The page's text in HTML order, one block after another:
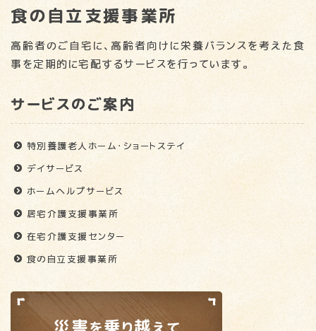
食の自立支援事業所
高齢者のご自宅に、高齢者向けに栄養バランスを考えた食
事を定期的に宅配するサービスを行っています。
サービスのご案内
特別養護老人ホーム・ショートステイ
デイサービス
ホームヘルプサービス
居宅介護支援事業所
在宅介護支援センター
食の自立支援事業所